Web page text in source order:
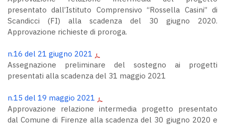
presentato dall’Istituto Comprensivo “Rossella Casini” di
Scandicci (FI) alla scadenza del 30 giugno 2020.
Approvazione richieste di proroga.
n.16 del 21 giugno 2021
Assegnazione preliminare del sostegno ai progetti
presentati alla scadenza del 31 maggio 2021
n.15 del 19 maggio 2021
Approvazione relazione intermedia progetto presentato
dal Comune di Firenze alla scadenza del 30 giugno 2020 e